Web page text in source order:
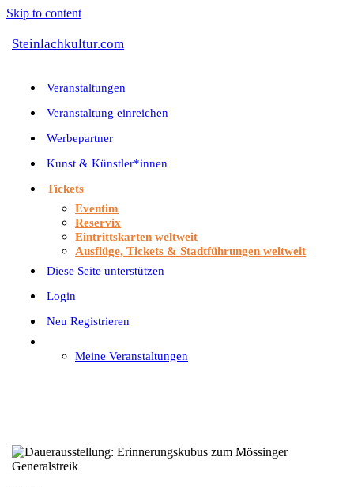
Skip to content
Steinlachkultur.com
Veranstaltungen
Veranstaltung einreichen
Werbepartner
Kunst & Künstler*innen
Tickets
Eventim
Reservix
Eintrittskarten weltweit
Ausflüge, Tickets & Stadtführungen weltweit
Diese Seite unterstützen
Login
Neu Registrieren
Meine Veranstaltungen